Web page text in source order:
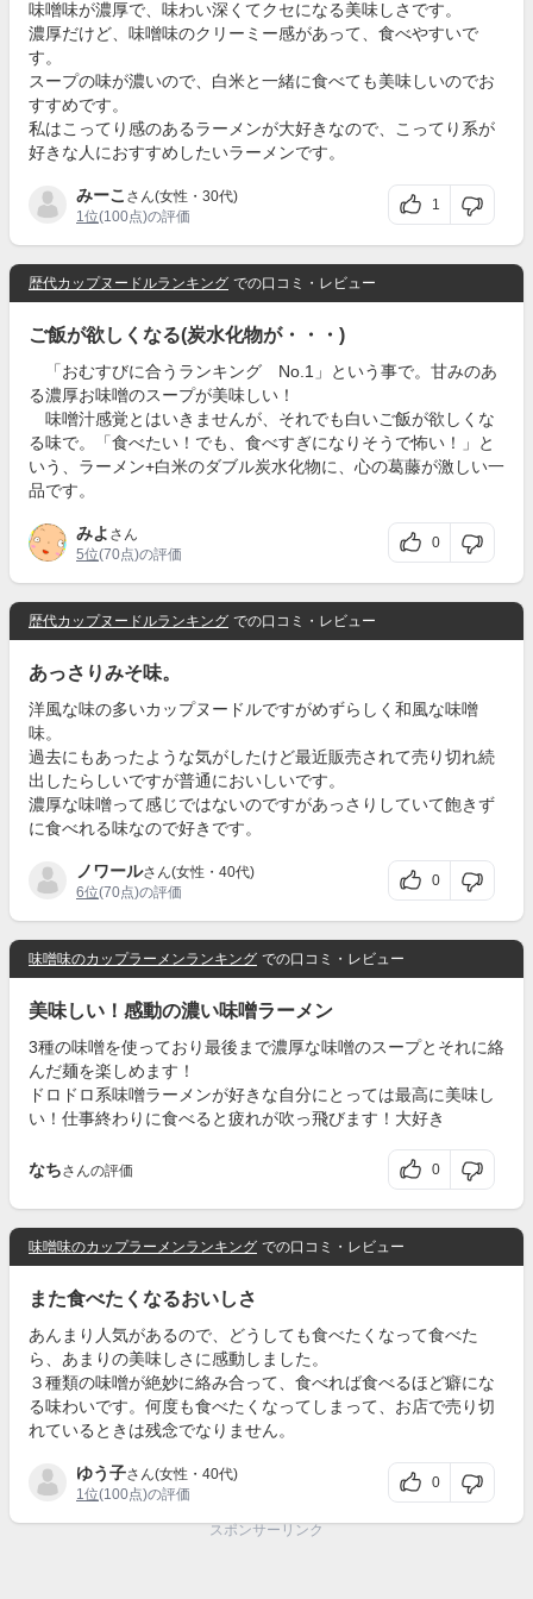
味噌味が濃厚で、味わい深くてクセになる美味しさです。
濃厚だけど、味噌味のクリーミー感があって、食べやすいで
す。
スープの味が濃いので、白米と一緒に食べても美味しいのでお
すすめです。
私はこってり感のあるラーメンが大好きなので、こってり系が
好きな人におすすめしたいラーメンです。
みーこ さん(女性・30代)
1位(100点)の評価
1
歴代カップヌードルランキング での口コミ・レビュー
ご飯が欲しくなる(炭水化物が・・・)
「おむすびに合うランキング No.1」という事で。甘みのあ
る濃厚お味噌のスープが美味しい！
味噌汁感覚とはいきませんが、それでも白いご飯が欲しくな
る味で。「食べたい！でも、食べすぎになりそうで怖い！」と
いう、ラーメン+白米のダブル炭水化物に、心の葛藤が激しい一
品です。
みよ さん
5位(70点)の評価
0
歴代カップヌードルランキング での口コミ・レビュー
あっさりみそ味。
洋風な味の多いカップヌードルですがめずらしく和風な味噌
味。
過去にもあったような気がしたけど最近販売されて売り切れ続
出したらしいですが普通においしいです。
濃厚な味噌って感じではないのですがあっさりしていて飽きず
に食べれる味なので好きです。
ノワールさん(女性・40代)
6位(70点)の評価
0
味噌味のカップラーメンランキング での口コミ・レビュー
美味しい！感動の濃い味噌ラーメン
3種の味噌を使っており最後まで濃厚な味噌のスープとそれに絡
んだ麺を楽しめます！
ドロドロ系味噌ラーメンが好きな自分にとっては最高に美味し
い！仕事終わりに食べると疲れが吹っ飛びます！大好き
なちさんの評価 0
味噌味のカップラーメンランキング での口コミ・レビュー
また食べたくなるおいしさ
あんまり人気があるので、どうしても食べたくなって食べた
ら、あまりの美味しさに感動しました。
３種類の味噌が絶妙に絡み合って、食べれば食べるほど癖にな
る味わいです。何度も食べたくなってしまって、お店で売り切
れているときは残念でなりません。
ゆう子さん(女性・40代)
1位(100点)の評価
0
スポンサーリンク